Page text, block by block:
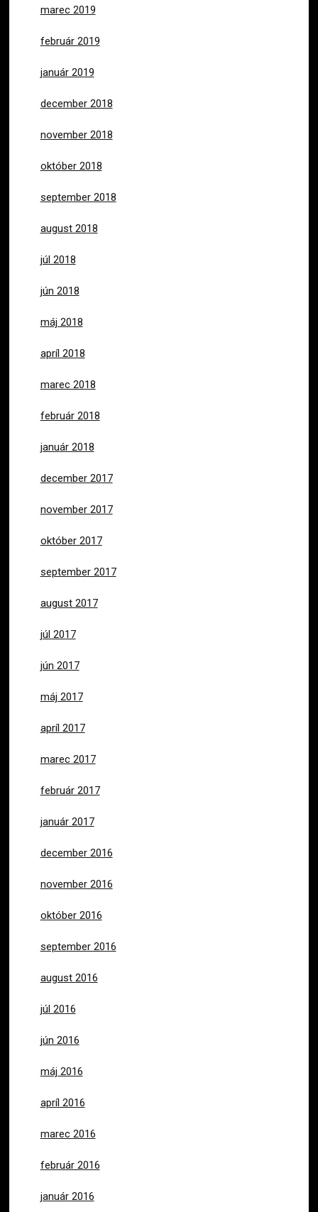
marec 2019
február 2019
január 2019
december 2018
november 2018
október 2018
september 2018
august 2018
júl 2018
jún 2018
máj 2018
apríl 2018
marec 2018
február 2018
január 2018
december 2017
november 2017
október 2017
september 2017
august 2017
júl 2017
jún 2017
máj 2017
apríl 2017
marec 2017
február 2017
január 2017
december 2016
november 2016
október 2016
september 2016
august 2016
júl 2016
jún 2016
máj 2016
apríl 2016
marec 2016
február 2016
január 2016